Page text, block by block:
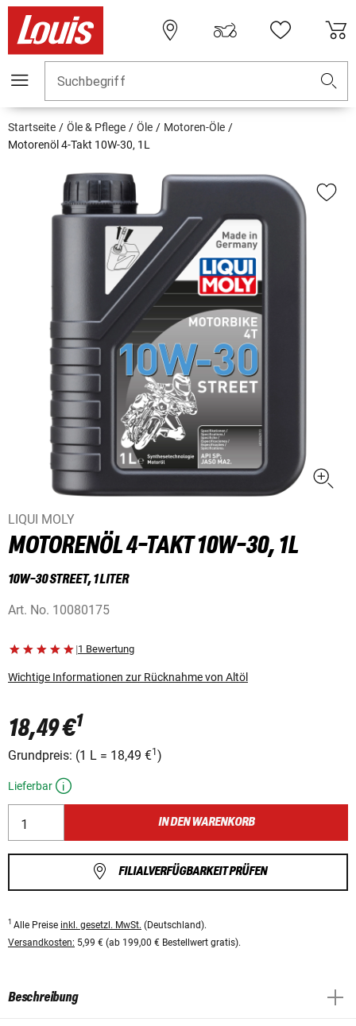
Suchbegriff
Startseite Öle & Pflege Öle
Motoren-Öle
Motorenöl 4-Takt 10W-30, 1L
LIQUI MOLY
MOTORENÖL 4-TAKT 10W-30, 1L
10W-30 STREET, 1 LITER
Art. No. 10080175
|1 Bewertung
Wichtige Informationen zur Rücknahme von Altöl
18,49 €1
Grundpreis: (1 L = 18,49 €1 )
Lieferbar
IN DEN WARENKORB
FILIALVERFÜGBARKEIT PRÜFEN
1 Alle Preise inkl. gesetzl. MwSt. (Deutschland).
Versandkosten: 5,99 € (ab 199,00 € Bestellwert gratis).
Beschreibung